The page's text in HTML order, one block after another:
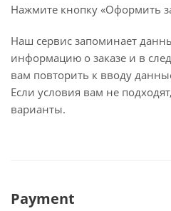
Нажмите кнопку «Оформить
Наш сервис запоминает
информацию о заказе и в
вам повторить к вводу
Если условия вам не
варианты.
Payment